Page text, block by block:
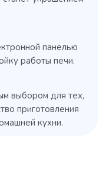
панелью
работы печи.
выбором для тех,
приготовления
кухни.